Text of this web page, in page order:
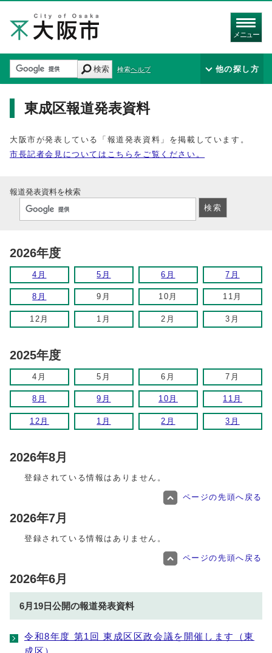
メニュー
検索 検索ヘルプ 他の探し方
東成区報道発表資料
大阪市が発表している「報道発表資料」を掲載しています。
市長記者会見についてはこちらをご覧ください。
報道発表資料を検索
2026年度
4月 5月 6月 7月
8月 9月 10月 11月
12月 1月 2月 3月
2025年度
4月 5月 6月 7月
8月 9月 10月 11月
12月 1月 2月 3月
2026年8月
登録されている情報はありません。
ページの先頭へ戻る
2026年7月
登録されている情報はありません。
ページの先頭へ戻る
2026年6月
6月19日公開の報道発表資料
令和8年度 第1回 東成区区政会議を開催します（東